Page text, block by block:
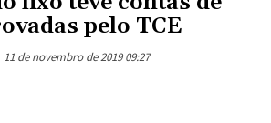
pelo TCE
11 de novembro de 2019 09:27